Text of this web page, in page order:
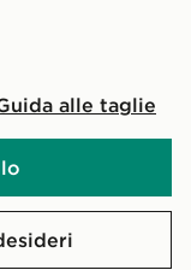
alle taglie